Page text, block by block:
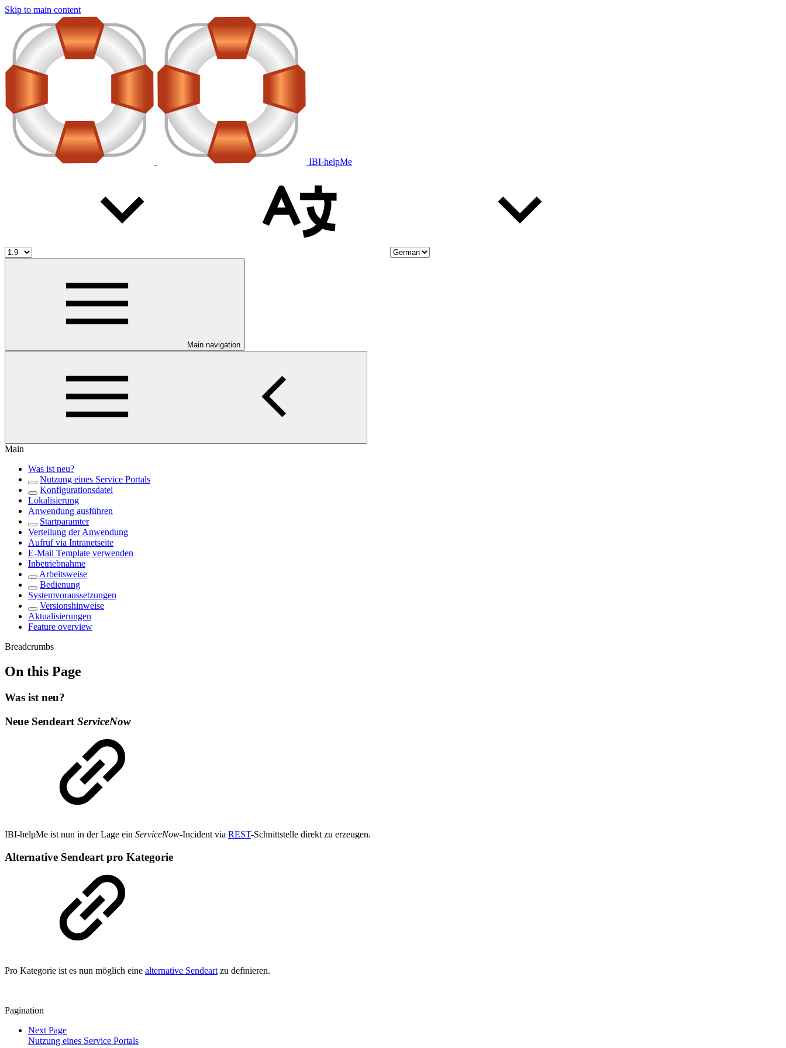
Skip to main content
IBI-helpMe
Main navigation
Main
Was ist neu?
Nutzung eines Service Portals
Konfigurationsdatei
Lokalisierung
Anwendung ausführen
Startparamter
Verteilung der Anwendung
Aufruf via Intranetseite
E-Mail Template verwenden
Inbetriebnahme
Arbeitsweise
Bedienung
Systemvoraussetzungen
Versionshinweise
Aktualisierungen
Feature overview
Breadcrumbs
On this Page
Was ist neu?
Neue Sendeart ServiceNow
IBI-helpMe ist nun in der Lage ein ServiceNow-Incident via REST-Schnittstelle direkt zu erzeugen.
Alternative Sendeart pro Kategorie
Pro Kategorie ist es nun möglich eine alternative Sendeart zu definieren.
Pagination
Next Page
Nutzung eines Service Portals